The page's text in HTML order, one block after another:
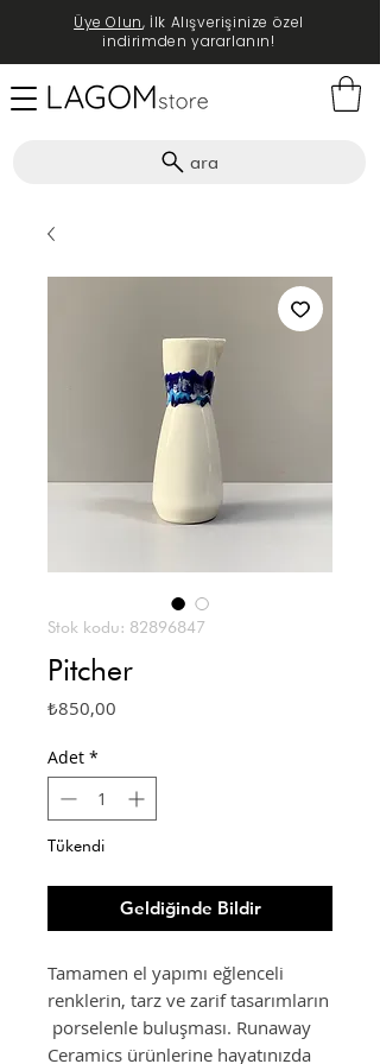
ara
Üye Olun, İlk Alışverişinize özel
indirimden yararlanın!
Stok kodu: 82896847
Pitcher
₺850,00
Adet *
Tükendi
Geldiğinde Bildir
Tamamen el yapımı eğlenceli
renklerin, tarz ve zarif tasarımların
porselenle buluşması. Runaway
Ceramics ürünlerine hayatınızda